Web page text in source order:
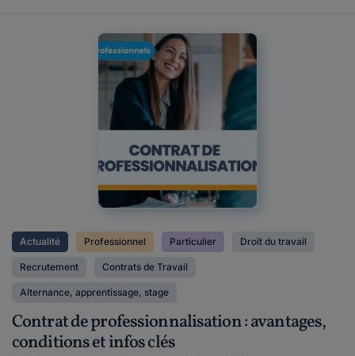
Actualité Professionnel Particulier Droit du travail
Recrutement Contrats de Travail
Alternance, apprentissage, stage
Contrat de professionnalisation : avantages,
conditions et infos clés